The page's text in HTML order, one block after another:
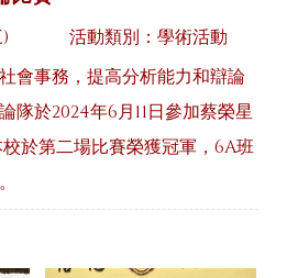
活動類別：學術活動
會事務，提高分析能力和辯論
隊於2024年6月11日參加蔡榮星
於第二場比賽榮獲冠軍，6A班